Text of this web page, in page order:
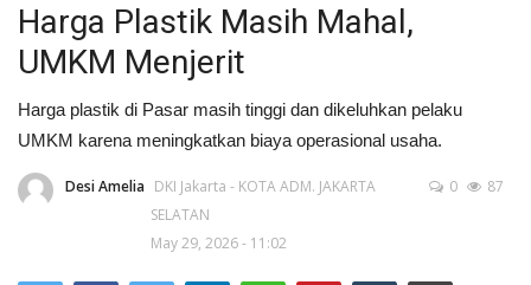
Beranda
Daerah
Makan Bergizi
Harga Plastik Masih Mahal,
UMKM Menjerit
Harga plastik di Pasar masih tinggi dan dikeluhkan pelaku
UMKM karena meningkatkan biaya operasional usaha.
Desi Amelia DKI Jakarta - KOTA ADM. JAKARTA
SELATAN
May 29, 2026 - 11:02
0 87